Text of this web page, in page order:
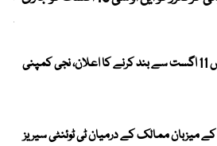
میٹرو بس سروس 11 اگست سے بند کرنے کا اعلان، نجی کمپنی
ورلڈ کپ 2027 کے میزبان ممالک کے درمیان ٹی ٹوئنٹی سیریز